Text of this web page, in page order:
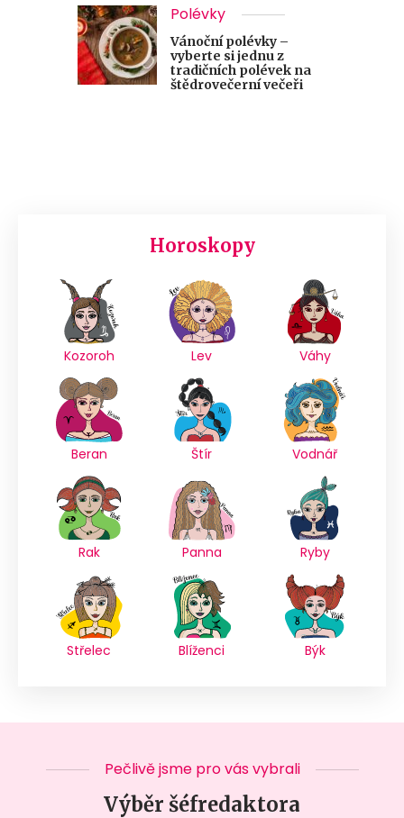
Polévky
Vánoční polévky –
vyberte si jednu z
tradičních polévek na
štědrovečerní večeři
Horoskopy
Kozoroh Lev Váhy
Beran Štír Vodnář
Rak Panna Ryby
Střelec Blíženci Býk
Pečlivě jsme pro vás vybrali
Výběr šéfredaktora